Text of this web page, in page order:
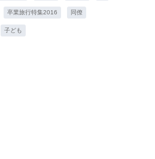
卒業旅行特集2016 同僚
子ども